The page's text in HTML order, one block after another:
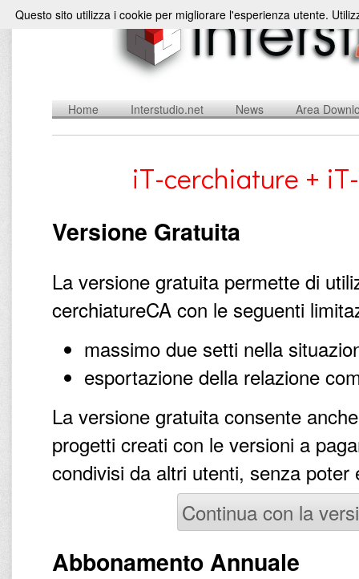
Home Interstudio.net News Area
iT-cerchiature +
Versione Gratuita
La versione gratuita permette di
cerchiatureCA con le seguenti
massimo due setti nella
esportazione della relazione
La versione gratuita consente
progetti creati con le versioni a
condivisi da altri utenti, senza poter
Continua con la
Abbonamento Annuale
Questo sito utilizza i cookie per migliorare l'esperienza utente.